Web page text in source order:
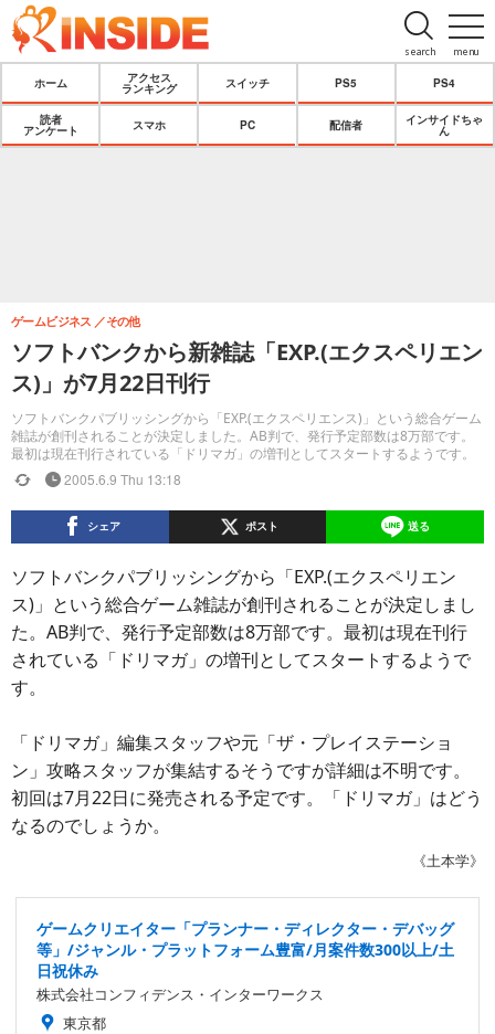
menu
search
ホーム
アクセス
ランキング
スイッチ PS5 PS4
読者
アンケート
スマホ PC 配信者
インサイドちゃ
ん
ソフトバンクから新雑誌「EXP.(エクスペリエン
ス)」が7月22日刊行
ソフトバンクパブリッシングから「EXP.(エクスペリエンス)」という総合ゲーム
雑誌が創刊されることが決定しました。AB判で、発行予定部数は8万部です。
最初は現在刊行されている「ドリマガ」の増刊としてスタートするようです。
ゲームビジネス その他
2005.6.9 Thu 13:18
シェア ポスト 送る
ソフトバンクパブリッシングから「EXP.(エクスペリエン
ス)」という総合ゲーム雑誌が創刊されることが決定しまし
た。AB判で、発行予定部数は8万部です。最初は現在刊行
されている「ドリマガ」の増刊としてスタートするようで
す。
「ドリマガ」編集スタッフや元「ザ・プレイステーショ
ン」攻略スタッフが集結するそうですが詳細は不明です。
初回は7月22日に発売される予定です。「ドリマガ」はどう
なるのでしょうか。
《土本学》
ゲームクリエイター「プランナー・ディレクター・デバッグ
等」/ジャンル・プラットフォーム豊富/月案件数300以上/土
日祝休み
株式会社コンフィデンス・インターワークス
東京都